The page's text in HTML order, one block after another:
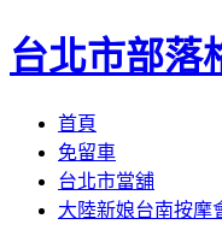
台北市部落
首頁
免留車
台北市當舖
大陸新娘台南按摩